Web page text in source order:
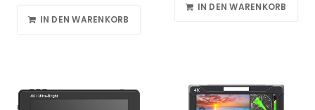
IN DEN WARENKORB
IN DEN WARENKORB